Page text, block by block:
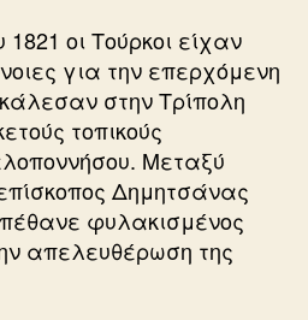
οι Τούρκοι είχαν
για την επερχόμενη
στην Τρίπολη
τοπικούς
Μεταξύ
Δημητσάνας
φυλακισμένος
απελευθέρωση της